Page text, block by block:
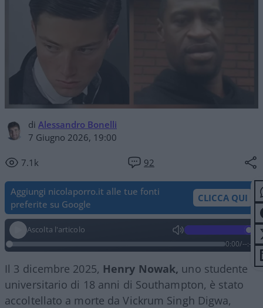
di Alessandro Bonelli
7 Giugno 2026, 19:00
7.1k 92
Aggiungi nicolaporro.it alle tue fonti
preferite su Google
CLICCA QUI
Ascolta l'articolo
0:00/--:--
Il 3 dicembre 2025, Henry Nowak, uno studente
universitario di 18 anni di Southampton, è stato
accoltellato a morte da Vickrum Singh Digwa,